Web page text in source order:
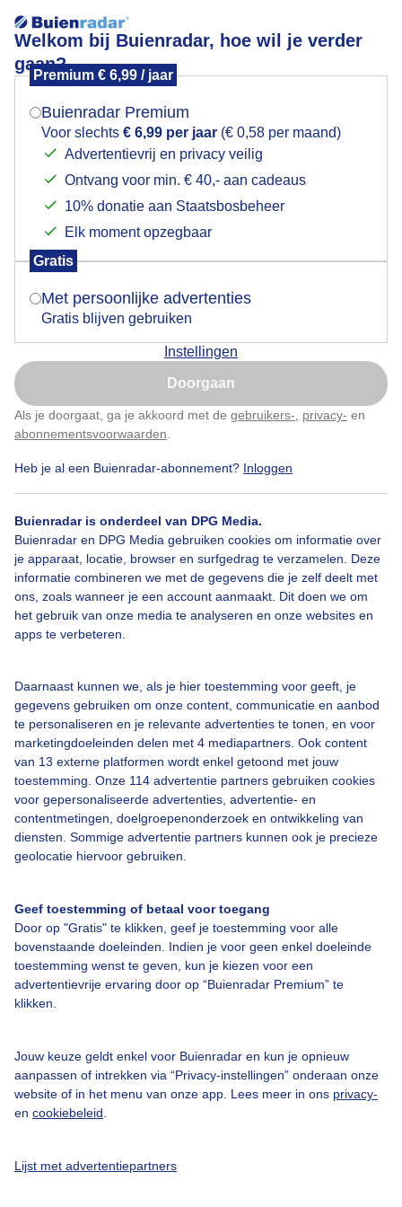
Welkom bij Buienradar, hoe wil je verder
gaan?
Premium € 6,99 / jaar
Buienradar Premium
Voor slechts € 6,99 per jaar (€ 0,58 per maand)
Advertentievrij en privacy veilig
Ontvang voor min. € 40,- aan cadeaus
10% donatie aan Staatsbosbeheer
Elk moment opzegbaar
Gratis
Met persoonlijke advertenties
Gratis blijven gebruiken
Instellingen
Doorgaan
Als je doorgaat, ga je akkoord met de gebruikers- privacy- en
abonnementsvoorwaarden
Heb je al een Buienradar-abonnement? Inloggen
Buienradar is onderdeel van DPG Media.
Buienradar en DPG Media gebruiken cookies om informatie over
je apparaat, locatie, browser en surfgedrag te verzamelen. Deze
informatie combineren we met de gegevens die je zelf deelt met
ons, zoals wanneer je een account aanmaakt. Dit doen we om
het gebruik van onze media te analyseren en onze websites en
apps te verbeteren.
Daarnaast kunnen we, als je hier toestemming voor geeft, je
gegevens gebruiken om onze content, communicatie en aanbod
te personaliseren en je relevante advertenties te tonen, en voor
marketingdoeleinden delen met 4 mediapartners. Ook content
van 13 externe platformen wordt enkel getoond met jouw
toestemming. Onze 114 advertentie partners gebruiken cookies
voor gepersonaliseerde advertenties, advertentie- en
contentmetingen, doelgroepenonderzoek en ontwikkeling van
diensten. Sommige advertentie partners kunnen ook je precieze
geolocatie hiervoor gebruiken.
Geef toestemming of betaal voor toegang
Door op "Gratis" te klikken, geef je toestemming voor alle
bovenstaande doeleinden. Indien je voor geen enkel doeleinde
toestemming wenst te geven, kun je kiezen voor een
advertentievrije ervaring door op “Buienradar Premium” te
klikken.
Jouw keuze geldt enkel voor Buienradar en kun je opnieuw
aanpassen of intrekken via “Privacy-instellingen” onderaan onze
website of in het menu van onze app. Lees meer in ons privacy-
en cookiebeleid
Lijst met advertentiepartners
muggen
een glans mug
Zomer Dieren
Bekijk slideshow
Een moment geduld aub...
Bedrijfsgegevens
Veelgestelde vragen
Contact
Adverteren
Buienradar Team
Cookie beleid
Mogen we je locatie gebruiken voor het
Indien je hier nog geen akkoord op hebt gegeven,
verschijnt er zo een pop-up uit je browser waarin
Is goed, toon de popup
Nu niet, misschien later
Klik hierom dit aan te passen